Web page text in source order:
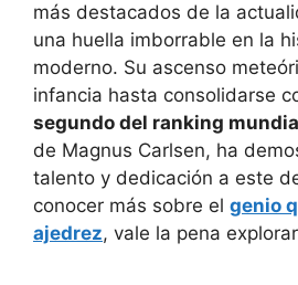
más destacados de la
una huella imborrable en la
moderno. Su ascenso
infancia hasta consolidarse
segundo del ranking
de Magnus Carlsen, ha
talento y dedicación a este
conocer más sobre el genio
ajedrez, vale la pena